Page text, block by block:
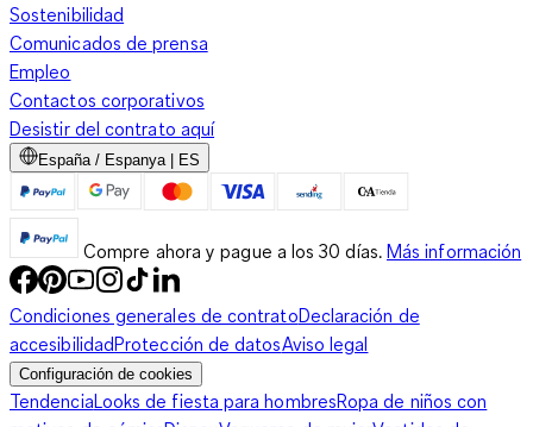
Sostenibilidad
Comunicados de prensa
Empleo
Contactos corporativos
Desistir del contrato aquí
España / Espanya | ES
Compre ahora y pague a los 30 días. Más información
Condiciones generales de contratoDeclaración de
accesibilidadProtección de datosAviso legal
Configuración de cookies
TendenciaLooks de fiesta para hombresRopa de niños con